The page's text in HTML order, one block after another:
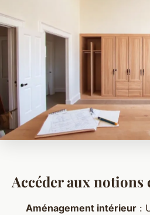
Accéder aux notions
Aménagement intérieur :